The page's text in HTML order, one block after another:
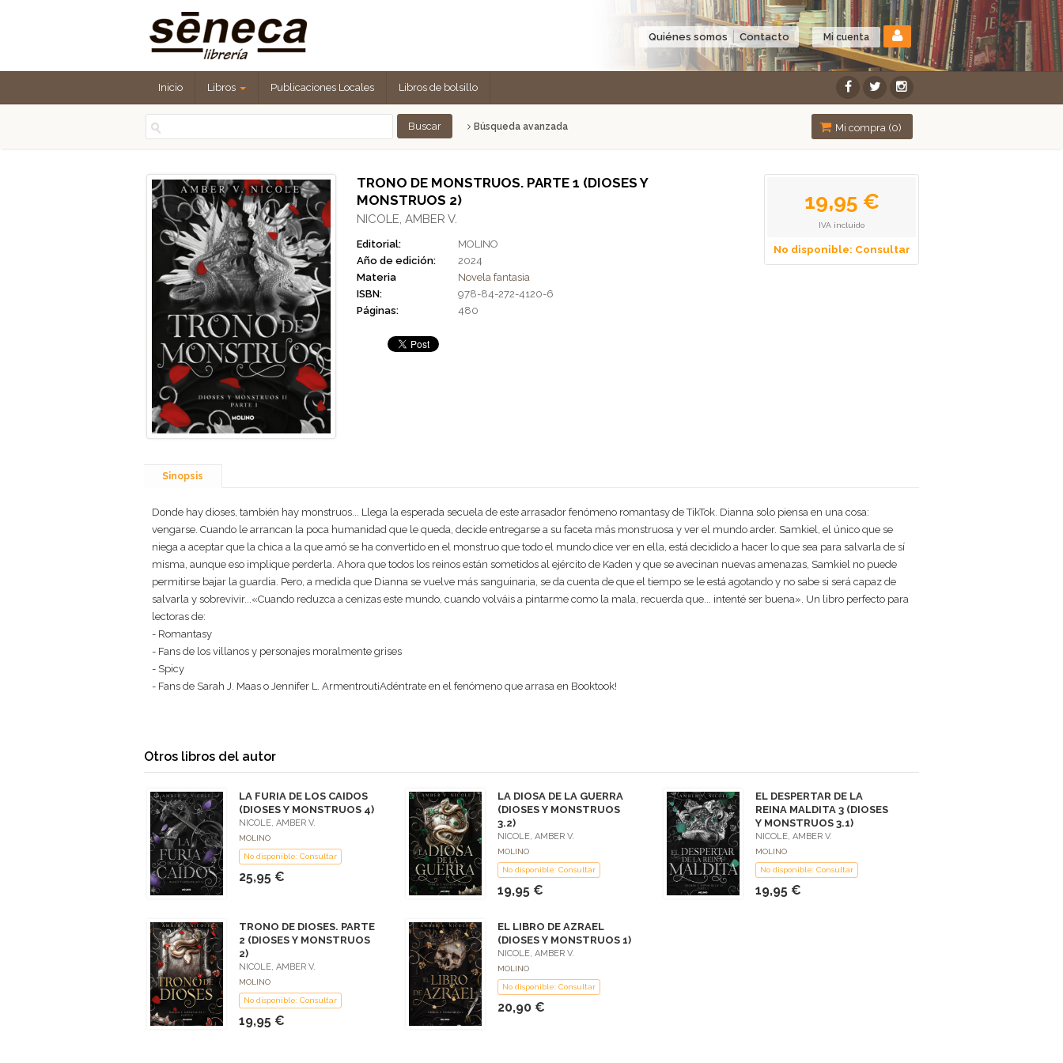
Mi cuenta
Quiénes somos Contacto
Inicio Libros Publicaciones Locales Libros de bolsillo
Búsqueda avanzada Mi compra (0)
TRONO DE MONSTRUOS. PARTE 1 (DIOSES Y
MONSTRUOS 2)
NICOLE, AMBER V.
Editorial:
MOLINO
Año de edición:
2024
Materia
Novela fantasia
ISBN:
978-84-272-4120-6
Páginas:
480
19,95 €
IVA incluido
No disponible: Consultar
Sinopsis
Donde hay dioses, también hay monstruos... Llega la esperada secuela de este arrasador fenómeno romantasy de TikTok. Dianna solo piensa en una cosa:
vengarse. Cuando le arrancan la poca humanidad que le queda, decide entregarse a su faceta más monstruosa y ver el mundo arder. Samkiel, el único que se
niega a aceptar que la chica a la que amó se ha convertido en el monstruo que todo el mundo dice ver en ella, está decidido a hacer lo que sea para salvarla de sí
misma, aunque eso implique perderla. Ahora que todos los reinos están sometidos al ejército de Kaden y que se avecinan nuevas amenazas, Samkiel no puede
permitirse bajar la guardia. Pero, a medida que Dianna se vuelve más sanguinaria, se da cuenta de que el tiempo se le está agotando y no sabe si será capaz de
salvarla y sobrevivir...«Cuando reduzca a cenizas este mundo, cuando volváis a pintarme como la mala, recuerda que... intenté ser buena». Un libro perfecto para
lectoras de:
- Romantasy
- Fans de los villanos y personajes moralmente grises
- Spicy
- Fans de Sarah J. Maas o Jennifer L. Armentrout¡Adéntrate en el fenómeno que arrasa en Booktook!
Otros libros del autor
LA FURIA DE LOS CAIDOS
(DIOSES Y MONSTRUOS 4)
NICOLE, AMBER V.
MOLINO
No disponible: Consultar
25,95 €
LA DIOSA DE LA GUERRA
(DIOSES Y MONSTRUOS
3.2)
NICOLE, AMBER V.
MOLINO
No disponible: Consultar
19,95 €
EL DESPERTAR DE LA
REINA MALDITA 3 (DIOSES
Y MONSTRUOS 3.1)
NICOLE, AMBER V.
MOLINO
No disponible: Consultar
19,95 €
TRONO DE DIOSES. PARTE
2 (DIOSES Y MONSTRUOS
2)
NICOLE, AMBER V.
MOLINO
No disponible: Consultar
19,95 €
EL LIBRO DE AZRAEL
(DIOSES Y MONSTRUOS 1)
NICOLE, AMBER V.
MOLINO
No disponible: Consultar
20,90 €